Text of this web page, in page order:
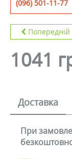
(096) 501-11-77
Попередній
1041
Доставка
При